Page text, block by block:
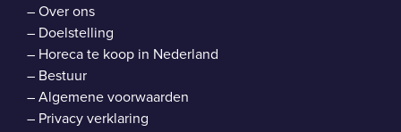
–Over ons
– Doelstelling
– Horeca te koop in Nederland
– Bestuur
–Algemene voorwaarden
– Privacy verklaring